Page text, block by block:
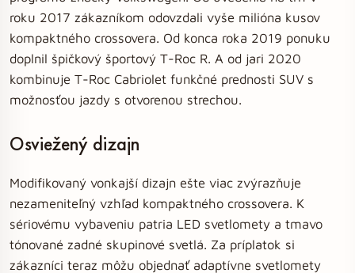
roku 2017 zákazníkom odovzdali vyše milióna kusov
kompaktného crossovera. Od konca roka 2019 ponuku
doplnil špičkový športový T-Roc R. A od jari 2020
kombinuje T-Roc Cabriolet funkčné prednosti SUV s
možnosťou jazdy s otvorenou strechou.
Osviežený dizajn
Modifikovaný vonkajší dizajn ešte viac zvýrazňuje
nezameniteľný vzhľad kompaktného crossovera. K
sériovému vybaveniu patria LED svetlomety a tmavo
tónované zadné skupinové svetlá. Za príplatok si
zákazníci teraz môžu objednať adaptívne svetlomety